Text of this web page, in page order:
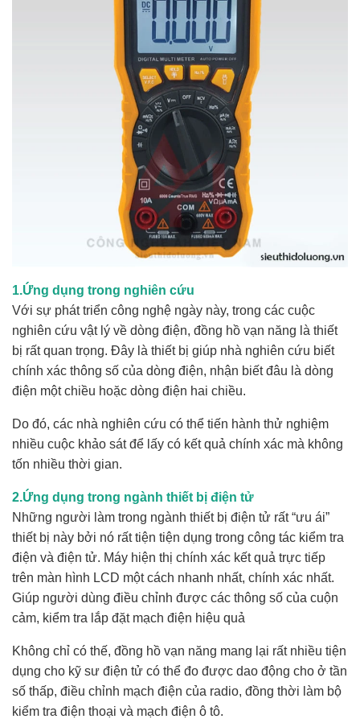
1.Ứng dụng trong nghiên cứu
Với sự phát triển công nghệ ngày này, trong các cuộc
nghiên cứu vật lý về dòng điện, đồng hồ vạn năng là thiết
bị rất quan trọng. Đây là thiết bị giúp nhà nghiên cứu biết
chính xác thông số của dòng điện, nhận biết đâu là dòng
điện một chiều hoặc dòng điện hai chiều.
Do đó, các nhà nghiên cứu có thể tiến hành thử nghiệm
nhiều cuộc khảo sát để lấy có kết quả chính xác mà không
tốn nhiều thời gian.
2.Ứng dụng trong ngành thiết bị điện tử
Những người làm trong ngành thiết bị điện tử rất “ưu ái”
thiết bị này bởi nó rất tiện tiện dụng trong công tác kiểm tra
điện và điện tử. Máy hiện thị chính xác kết quả trực tiếp
trên màn hình LCD một cách nhanh nhất, chính xác nhất.
Giúp người dùng điều chỉnh được các thông số của cuộn
cảm, kiểm tra lắp đặt mạch điện hiệu quả
Không chỉ có thế, đồng hồ vạn năng mang lại rất nhiều tiện
dụng cho kỹ sư điện tử có thể đo được dao động cho ở tần
số thấp, điều chỉnh mạch điện của radio, đồng thời làm bộ
kiểm tra điện thoại và mạch điện ô tô.